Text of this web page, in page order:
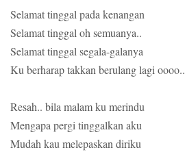
Selamat tinggal pada kenangan
Selamat tinggal oh semuanya..
Selamat tinggal segala-galanya
Ku berharap takkan berulang lagi oooo..
Resah.. bila malam ku merindu
Mengapa pergi tinggalkan aku
Mudah kau melepaskan diriku